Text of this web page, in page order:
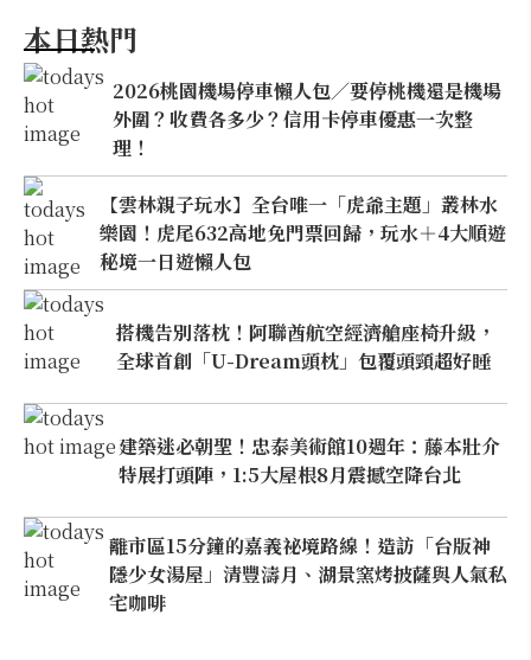
本日熱門
2026桃園機場停車懶人包／要停桃機還是機場
外圍？收費各多少？信用卡停車優惠一次整
理！
【雲林親子玩水】全台唯一「虎爺主題」叢林水
樂園！虎尾632高地免門票回歸，玩水＋4大順遊
秘境一日遊懶人包
搭機告別落枕！阿聯酋航空經濟艙座椅升級，
全球首創「U-Dream頭枕」包覆頭頸超好睡
建築迷必朝聖！忠泰美術館10週年：藤本壯介
特展打頭陣，1:5大屋根8月震撼空降台北
離市區15分鐘的嘉義祕境路線！造訪「台版神
隱少女湯屋」清豐濤月、湖景窯烤披薩與人氣私
宅咖啡